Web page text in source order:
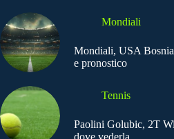
Mondiali
Mondiali, USA
e pronostico
Tennis
Paolini Golubic, 2T
dove vederla